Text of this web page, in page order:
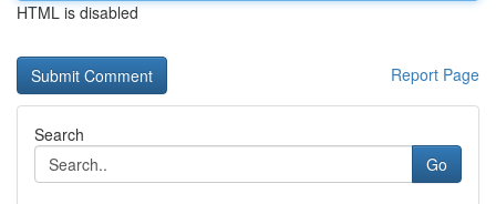
HTML is disabled
Report Page
Search
Go